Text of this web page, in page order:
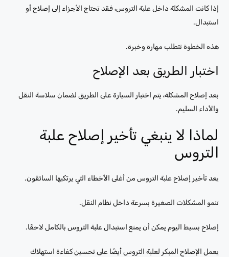
إذا كانت المشكلة داخل علبة التروس، فقد تحتاج الأجزاء إلى إصلاح أو
استبدال.
هذه الخطوة تتطلب مهارة وخبرة.
اختبار الطريق بعد الإصلاح
بعد إصلاح المشكلة، يتم اختبار السيارة على الطريق لضمان سلاسة النقل
والأداء السليم.
لماذا لا ينبغي تأخير إصلاح علبة
التروس
يعد تأخير إصلاح علبة التروس من أغلى الأخطاء التي يرتكبها السائقون.
تنمو المشكلات الصغيرة بسرعة داخل نظام النقل.
إصلاح بسيط اليوم يمكن أن يمنع استبدال علبة التروس بالكامل لاحقًا.
يعمل الإصلاح المبكر لعلبة التروس أيضًا على تحسين كفاءة استهلاك